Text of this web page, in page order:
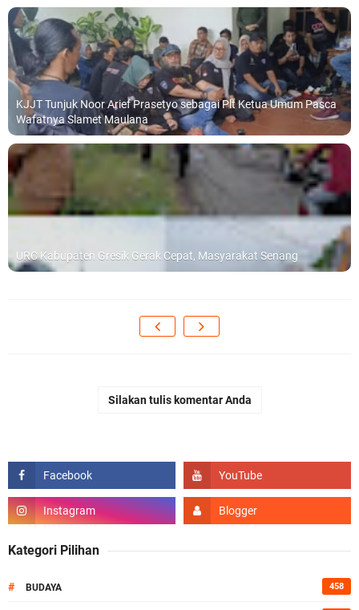
KJJT Tunjuk Noor Arief Prasetyo sebagai Plt Ketua Umum Pasca
Wafatnya Slamet Maulana
URC Kabupaten Gresik Gerak Cepat, Masyarakat Senang
Silakan tulis komentar Anda
Kategori Pilihan
# BUDAYA 458